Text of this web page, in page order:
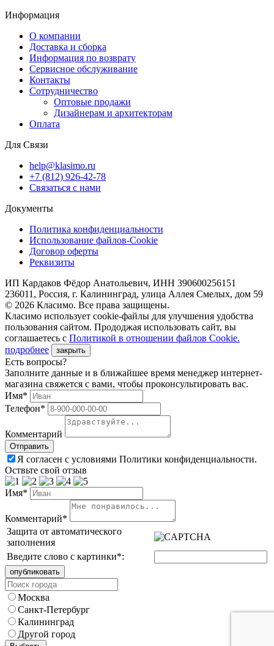
Информация
О компании
Доставка и сборка
Информация по возврату
Сервисное обслуживание
Контакты
Сотрудничество
Оптовые продажи
Дизайнерам и архитекторам
Оплата
Для Связи
help@klasimo.ru
+7 (812) 926-42-78
Связаться с нами
Документы
Политика конфиденциальности
Использование файлов-Cookie
Договор оферты
Реквизиты
ИП Кардаков Фёдор Анатольевич, ИНН 390600256151
236011, Россия, г. Калининград, улица Аллея Смелых, дом 59
© 2026 Класимо. Все права защищены.
Класимо использует cookie-файлы для улучшения удобства
пользования сайтом. Прододжая использовать сайт, вы
соглашаетесь с Политикой в отношении файлов Сookie.
подробнее
закрыть
Есть вопросы?
Заполните данные и в ближайшее время менеджер интернет-
магазина свяжется с вами, чтобы проконсультировать вас.
Имя*
Телефон*
Комментарий
Я согласен с условиями Политики конфиденциальности.
Оствьте свой отзыв
Имя*
Комментарий*
Защита от автоматического
заполнения
Введите слово с картинки*:
Москва
Санкт-Петербург
Калининград
Другой город